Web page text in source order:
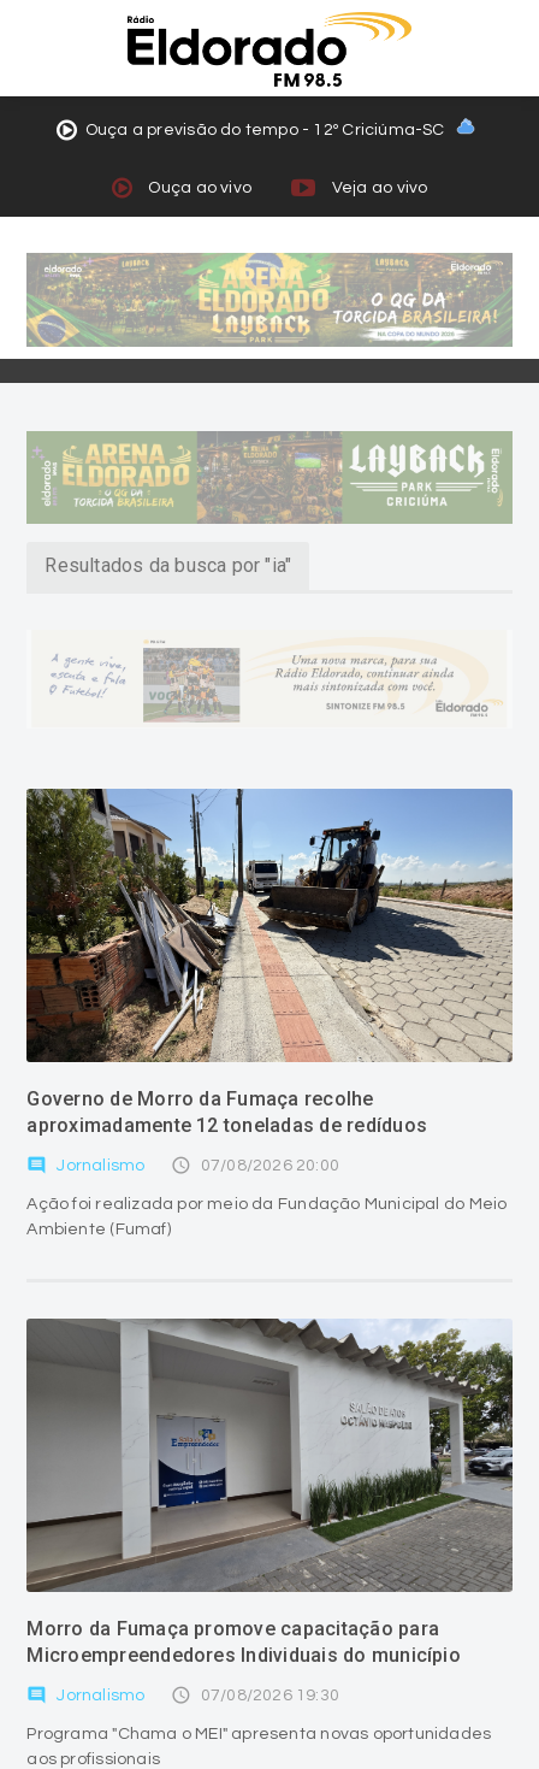
Ouça a previsão do tempo - 12º Criciúma-SC
Ouça ao vivo Veja ao vivo
Resultados da busca por "ia"
Governo de Morro da Fumaça recolhe
aproximadamente 12 toneladas de redíduos
comment Jornalismo access_time 07/08/2026 20:00
Ação foi realizada por meio da Fundação Municipal do Meio
Ambiente (Fumaf)
Morro da Fumaça promove capacitação para
Microempreendedores Individuais do município
comment Jornalismo access_time 07/08/2026 19:30
Programa "Chama o MEI" apresenta novas oportunidades
aos profissionais